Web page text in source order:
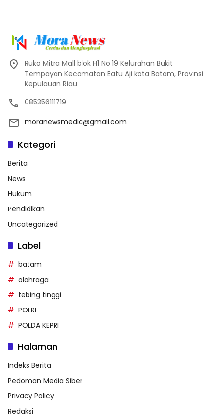
Ruko Mitra Mall blok H1 No 19 Kelurahan Bukit
Tempayan Kecamatan Batu Aji kota Batam, Provinsi
Kepulauan Riau
085356111719
moranewsmedia@gmail.com
Kategori
Berita
News
Hukum
Pendidikan
Uncategorized
Label
batam
olahraga
tebing tinggi
POLRI
POLDA KEPRI
Halaman
Indeks Berita
Pedoman Media Siber
Privacy Policy
Redaksi